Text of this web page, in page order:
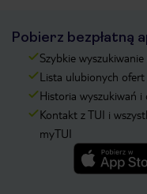
Pobierz bezpłatną
Szybkie
Lista ulubionych
Historia wyszukiwań
Kontakt z TUI i
myTUI